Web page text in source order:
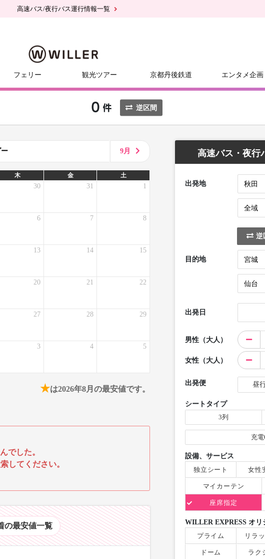
高速バス/夜行バス運行情報一覧
フェリー 観光ツアー 京都丹後鉄道 エンタメ企画
逆区間
9月
木 金 土
30 31 1
6 7 8
13 14 15
20 21 22
27 28 29
3 4 5
★は2026年8月の最安値です。
でした。
してください。
の最安値一覧
高速バス・夜行
出発地
逆
目的地
出発日
男性（大人）
女性（大人）
出発便 昼
シートタイプ
3列
充
設備、サービス
独立シート
女性
マイカーテン
座席指定
WILLER EXPRESS オリ
プライム
リラ
ドーム ラク